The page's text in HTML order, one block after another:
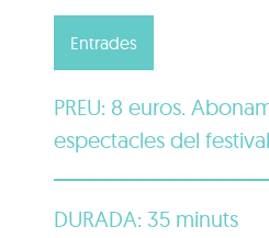
Entrades
PREU: 8 euros.
espectacles del
DURADA: 35 minuts